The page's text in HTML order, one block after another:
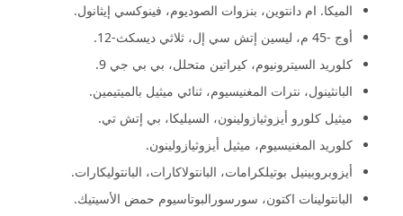
الميكا. ام دانتوين، بنزوات الصوديوم، فينوكسي إيثانول.
أوج -45 م، ليسين إتش سي إل، ثلاثي ديسكث-12.
كلوريد السيترونيوم، كيراتين متحلل، بي بي جي 9.
البانثينول، نترات المغنيسيوم، ثنائي ميثيل بالميتيمين.
ميثيل كلورو أيزوثيازولينون، السيليكا، بي إتش تي.
كلوريد المغنيسيوم، ميثيل أيزوثيازولينون.
أيزوبروبينيل بوتيلكرامات، البانتولاكارات، البانتوليكارات.
البانتولينات اكتون، سورسورالبوتاسيوم حمض الأسيتيك.